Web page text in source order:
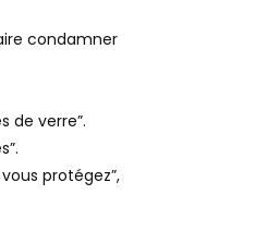
condamner
de verre”.
protégez”,